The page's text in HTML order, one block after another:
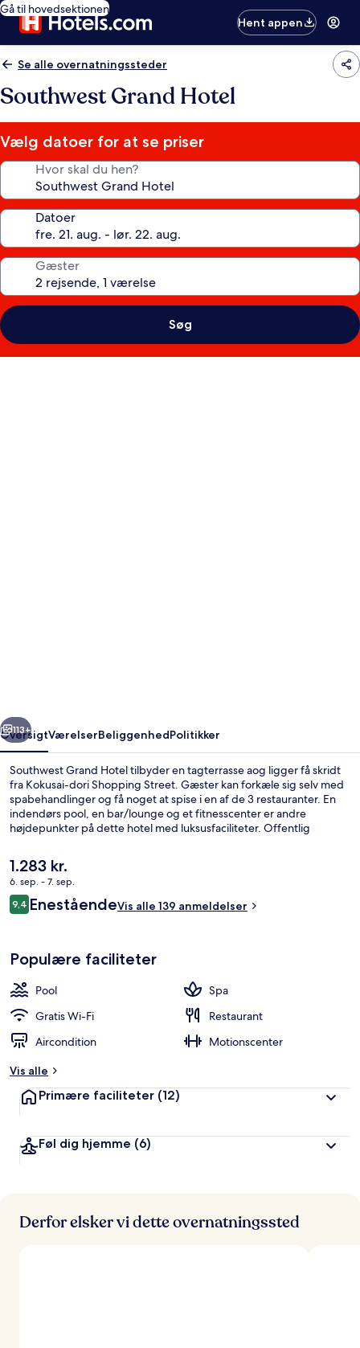
Gå til hovedsektionen
Hent appen
Se alle overnatningssteder
Southwest Grand Hotel
Vælg datoer for at se priser
Hvor skal du hen?
Datoer
Gæster
Søg
Suite - ikke-ryger (Terrace, Lounge
Næste
113+
OversigtVærelserBeliggenhedPolitikker
Southwest Grand Hotel tilbyder en tagterrasse aog ligger få skridt
fra Kokusai-dori Shopping Street. Gæster kan forkæle sig selv med
spabehandlinger og få noget at spise i en af de 3 restauranter. En
indendørs pool, en bar/lounge og et fitnesscenter er andre
højdepunkter på dette hotel med luksusfaciliteter. Offentlig
minutter væk og Miebashi Station ligger 7 minutter derfra.
Den
nuværende
pris
er
1.283 kr.
6. sep. - 7. sep.
Anmeldelser
9,49,4 ud af 10.
EneståendeVis alle 139 anmeldelser
Populære faciliteter
Pool
Spa
Gratis Wi-Fi
Restaurant
Aircondition
Motionscenter
Vis alle
Primære faciliteter (12)
Føl dig hjemme (6)
Derfor elsker vi dette overnatningssted